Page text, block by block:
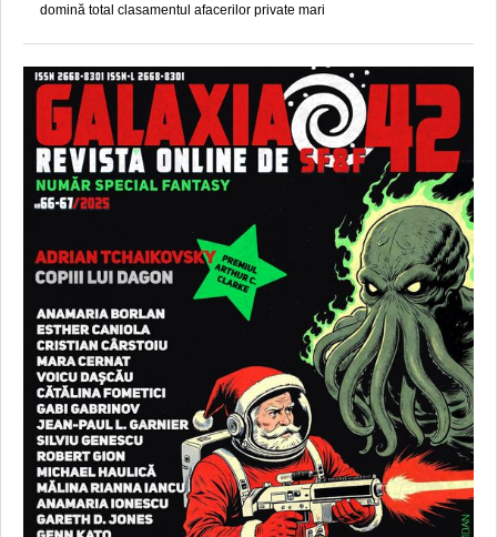
domină total clasamentul afacerilor private mari